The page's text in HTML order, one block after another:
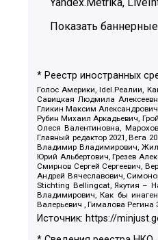
Показать
* Реестр иностранных
Голос Америки, Idel.Реалии,
Савицкая Людмила
Гликин Максим
Рубин Михаил Аркадьевич,
Олеся Валентиновна,
Главный редактор 2021, Вега
Владимир Владимирович,
Юрий Альбертович, Грезев
Смирнов Сергей Сергеевич,
Андрей Вячеславович,
Stichting Bellingcat, Якутия –
Владимирович, Как бы
Валерьевич , Гималова
Источник: https://